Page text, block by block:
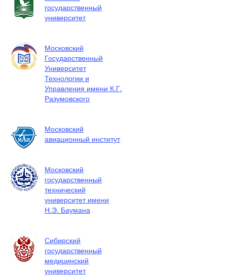
государственный
университет
Московский
Государственный
Университет
Технологии и
Управления имени К.Г.
Разумовского
Московский
авиационный институт
Московский
государственный
технический
университет имени
Н.Э. Баумана
Сибирский
государственный
медицинский
университет